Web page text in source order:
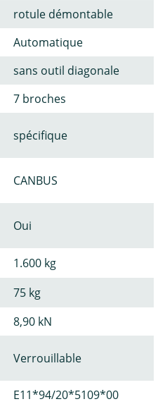
rotule démontable
Automatique
sans outil diagonale
7 broches
spécifique
CANBUS
Oui
1.600 kg
75 kg
8,90 kN
Verrouillable
E11*94/20*5109*00